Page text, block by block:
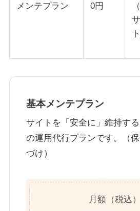
メンテプラン
0円
基本メンテプラン
サイトを「安全に」維持す
の運用代行プランです。（
づけ）
月額（税込）